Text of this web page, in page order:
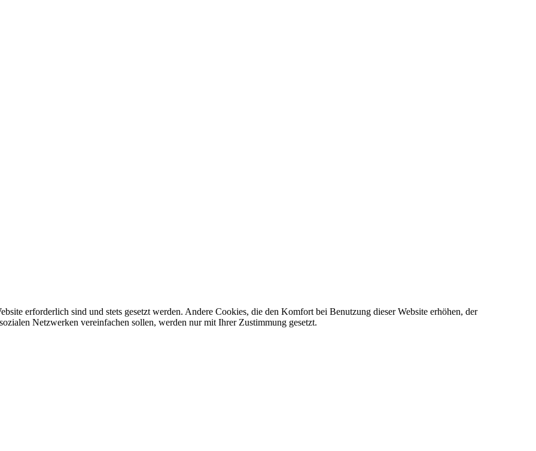
erforderlich sind und stets gesetzt werden. Andere Cookies, die den Komfort bei Benutzung dieser Website erhöhen, der
Netzwerken vereinfachen sollen, werden nur mit Ihrer Zustimmung gesetzt.